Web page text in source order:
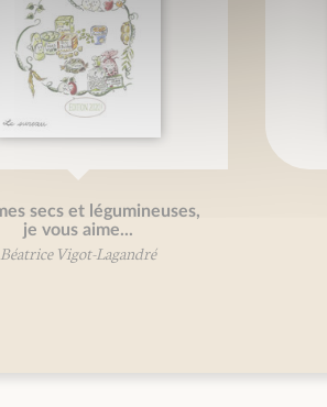
secs et légumineuses,
je vous aime...
Béatrice Vigot-Lagandré